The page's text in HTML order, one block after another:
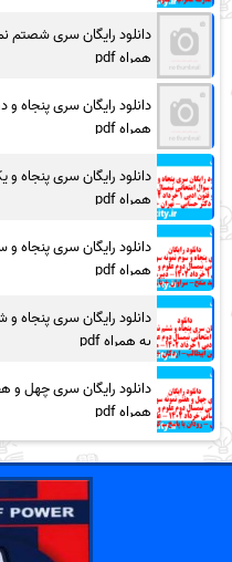
دانلود رایگان سری شصتم
همراه pdf
دانلود رایگان سری پنجاه
همراه pdf
دانلود رایگان سری پنجاه
همراه pdf
دانلود رایگان سری پنجاه
همراه pdf
دانلود رایگان سری
به همراه pdf
دانلود رایگان سری چهل و
همراه pdf